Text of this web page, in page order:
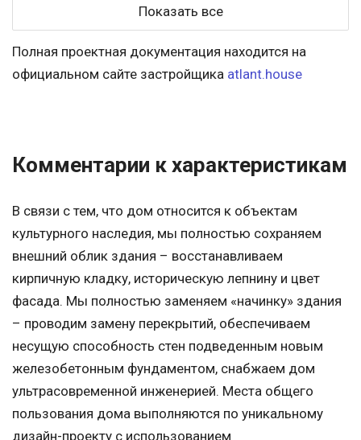
Показать все
Полная проектная документация находится на
официальном сайте застройщика atlant.house
Комментарии к характеристикам
В связи с тем, что дом относится к объектам
культурного наследия, мы полностью сохраняем
внешний облик здания – восстанавливаем
кирпичную кладку, историческую лепнину и цвет
фасада. Мы полностью заменяем «начинку» здания
– проводим замену перекрытий, обеспечиваем
несущую способность стен подведенным новым
железобетонным фундаментом, снабжаем дом
ультрасовременной инженерией. Места общего
пользования дома выполняются по уникальному
дизайн-проекту с использованием